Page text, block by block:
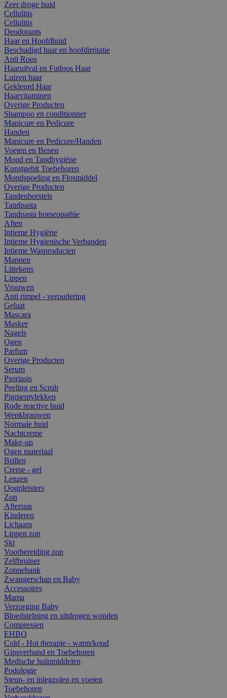
Zeer droge huid
Cellulitis
Cellulitis
Deodorants
Haar en Hoofdhuid
Beschadigd haar en hoofdirritatie
Anti Roos
Haaruitval en Futloos Haar
Luizen haar
Gekleurd Haar
Haarvitaminen
Overige Producten
Shampoo en conditionner
Manicure en Pedicure
Handen
Manicure en Pedicure/Handen
Voeten en Benen
Mond en Tandhygiëne
Kunstgebit Toebehoren
Mondspoeling en Flosmiddel
Overige Producten
Tandenborstels
Tandpasta
Tandpasta homeopathie
Aften
Intieme Hygiëne
Intieme Hygienische Verbanden
Intieme Wasproducten
Mannen
Littekens
Lippen
Vrouwen
Anti rimpel - veroudering
Gelaat
Mascara
Masker
Nagels
Ogen
Parfum
Overige Producten
Serum
Psoriasis
Peeling en Scrub
Pigmentvlekken
Rode reactive huid
Wenkbrauwen
Normale huid
Nachtcreme
Make-up
Ogen materiaal
Brillen
Creme - gel
Lenzen
Oogpleisters
Zon
Aftersun
Kinderen
Lichaam
Lippen zon
Ski
Voorbereiding zon
Zelfbruiner
Zonnebank
Zwangerschap en Baby
Accessoires
Mama
Verzorging Baby
Bloedstelping en uitdrogen wonden
Compressen
EHBO
Cold - Hot therapie - warm/koud
Gipsverband en Toebehoren
Medische hulpmiddelen
Podologie
Steun- en inlegzolen en voeten
Toebehoren